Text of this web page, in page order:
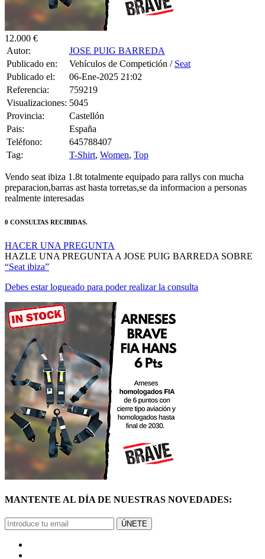
12.000 €
Autor:
JOSE PUIG BARREDA
Publicado en:
Vehículos de Competición / Seat
Publicado el:
06-Ene-2025 21:02
Referencia:
759219
Visualizaciones: 5045
Provincia:
Castellón
Pais:
España
Teléfono:
645788407
Tag:
T-Shirt, Women, Top
Vendo seat ibiza 1.8t totalmente equipado para rallys con mucha
preparacion,barras ast hasta torretas,se da informacion a personas
realmente interesadas
0 CONSULTAS RECIBIDAS.
HACER UNA PREGUNTA
HAZLE UNA PREGUNTA A JOSE PUIG BARREDA SOBRE
“Seat ibiza”
Debes estar logueado para poder realizar la consulta
MANTENTE AL DÍA DE NUESTRAS NOVEDADES:
ÚNETE